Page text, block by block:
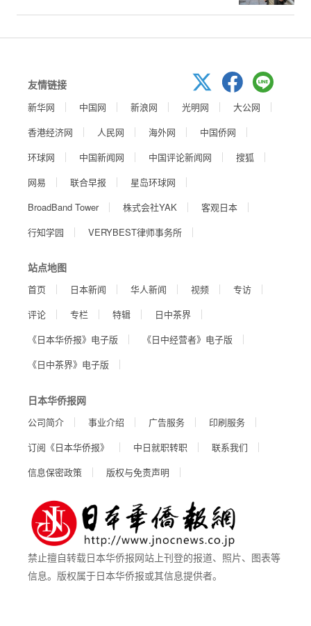
友情链接
新华网 中国网 新浪网 光明网
大公网
香港经济网
人民网 海外网
中国侨网
环球网
中国新闻网 中国评论新闻网
搜狐
网易
联合早报
星岛环球网
BroadBand Tower
株式会社YAK
客观日本
行知学园
VERYBEST律师事务所
站点地图
首页 日本新闻 华人新闻 视频
专访
评论
专栏 特辑
日中茶界
《日本华侨报》电子版
《日中经营者》电子版
《日中茶界》电子版
日本华侨报网
公司简介 事业介绍 广告服务
印刷服务
订阅《日本华侨报》
中日就职转职
联系我们
信息保密政策
版权与免责声明
禁止擅自转载日本华侨报网站上刊登的报道、照片、图表等
信息。版权属于日本华侨报或其信息提供者。